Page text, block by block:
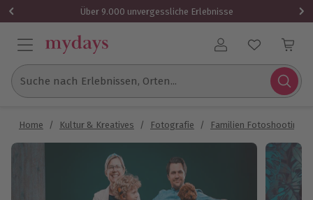
Über 9.000 unvergessliche Erlebnisse
Benutzerkonto
Suche nach Erlebnissen, Orten...
Home / Kultur & Kreatives / Fotografie / Familien Fotoshooting